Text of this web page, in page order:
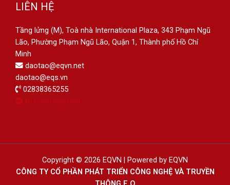
LIÊN HỆ
Tầng lửng (M), Toà nhà International Plaza, 343 Phạm Ngũ
Lão, Phường Phạm Ngũ Lão, Quận 1, Thành phố Hồ Chí
Minh
daotao@eqvn.net
daotao@eqs.vn
02838365255
fb.com/eqvn.net
Copyright © 2026 EQVN | Powered by EQVN
CÔNG TY CỔ PHẦN PHÁT TRIỂN CÔNG NGHỆ VÀ TRUYỀN